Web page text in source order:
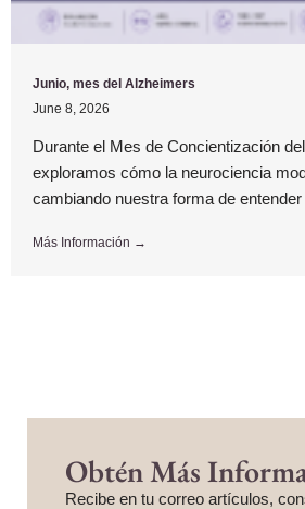
Junio, mes del Alzheimers
June 8, 2026
Durante el Mes de Concientización
exploramos cómo la neurociencia
cambiando nuestra forma de entender
Más Información →
Obtén Más
Recibe en tu correo artículos,